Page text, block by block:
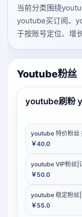
当前分类围绕
youtube买订阅、
于按账号定位、增
Youtube粉丝
youtube刷粉
youtube 特价粉丝
￥40.0
youtube VIP粉丝|
￥50.0
youtube 稳定粉丝
￥55.0